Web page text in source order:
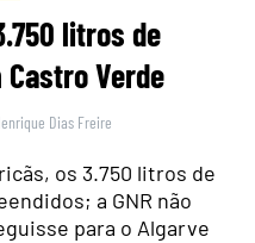
litros de
Verde
Dias Freire
os 3.750 litros de
a GNR não
para o Algarve